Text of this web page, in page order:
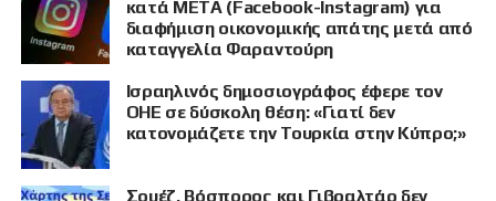
κατά META (Facebook-Instagram) για
διαφήμιση οικονομικής απάτης μετά από
καταγγελία Φαραντούρη
Ισραηλινός δημοσιογράφος έφερε τον
ΟΗΕ σε δύσκολη θέση: «Γιατί δεν
κατονομάζετε την Τουρκία στην Κύπρο;»
Σουέζ, Βόσπορος και Γιβραλτάρ δεν